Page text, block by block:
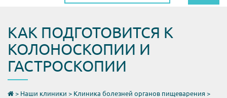
КАК ПОДГОТОВИТСЯ К
КОЛОНОСКОПИИ И
ГАСТРОСКОПИИ
> Наши клиники > Клиника болезней органов пищеварения >